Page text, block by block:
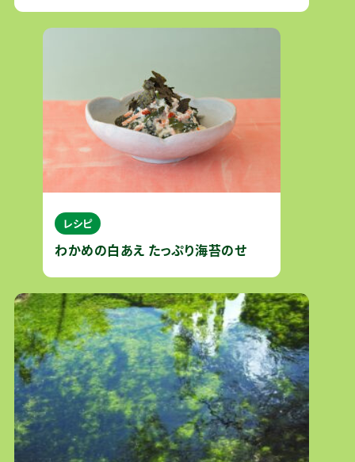
ているのか紹介します。 フコイダン フコイダンはワカメ
や昆布など
レシピ
わかめの白あえ たっぷり海苔のせ